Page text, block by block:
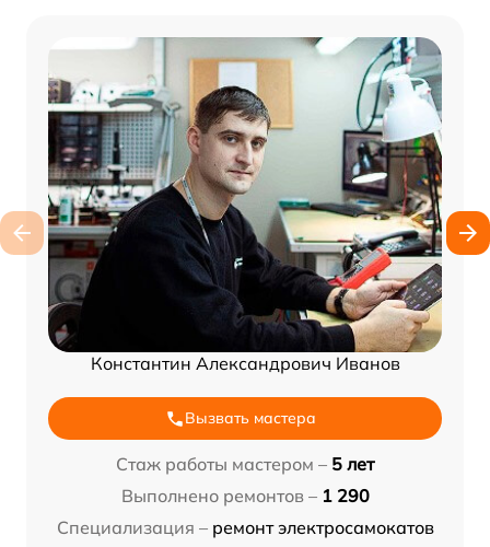
Константин Александрович Иванов
Вызвать мастера
Стаж работы мастером – 5 лет
Выполнено ремонтов – 1 290
Специализация – ремонт электросамокатов